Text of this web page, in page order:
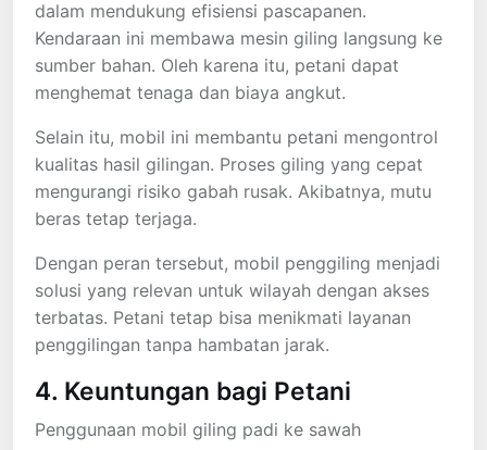
dalam mendukung efisiensi pascapanen.
Kendaraan ini membawa mesin giling langsung ke
sumber bahan. Oleh karena itu, petani dapat
menghemat tenaga dan biaya angkut.
Selain itu, mobil ini membantu petani mengontrol
kualitas hasil gilingan. Proses giling yang cepat
mengurangi risiko gabah rusak. Akibatnya, mutu
beras tetap terjaga.
Dengan peran tersebut, mobil penggiling menjadi
solusi yang relevan untuk wilayah dengan akses
terbatas. Petani tetap bisa menikmati layanan
penggilingan tanpa hambatan jarak.
4. Keuntungan bagi Petani
Penggunaan mobil giling padi ke sawah